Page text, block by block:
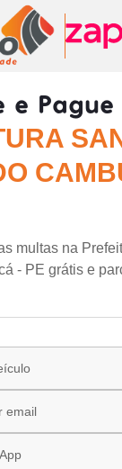
e Pague
multas na
- PE grátis e